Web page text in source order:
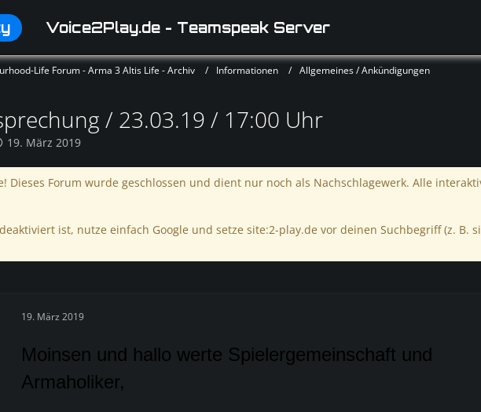
Voice2Play.de - Teamspeak Server
Life Forum - Arma 3 Altis Life - Archiv Informationen Allgemeines / Ankündigungen
/ 23.03.19 / 17:00 Uhr
19. März 2019
Dieses Forum wurde geschlossen und dient nur noch als Nachschlagewerk. Alle
ist, nutze einfach Google und setze site:2-play.de vor deinen Suchbegriff (z. B.
19. März 2019
Moinsen und hallo werte Spielergemeinschaft und
Armaholiker,